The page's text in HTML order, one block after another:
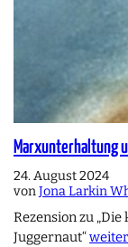
Marxunterhaltung
24. August 2024
vonJona Larkin
Rezension zu
Juggernaut“